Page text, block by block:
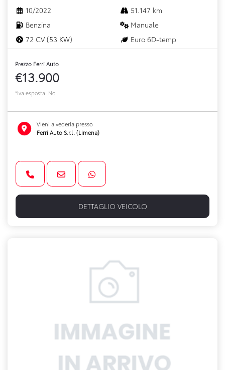
10/2022
51.147 km
Benzina
Manuale
72 CV (53 KW)
Euro 6D-temp
Prezzo Ferri Auto
€13.900
*Iva esposta: No
Vieni a vederla presso
Ferri Auto S.r.l. (Limena)
DETTAGLIO VEICOLO